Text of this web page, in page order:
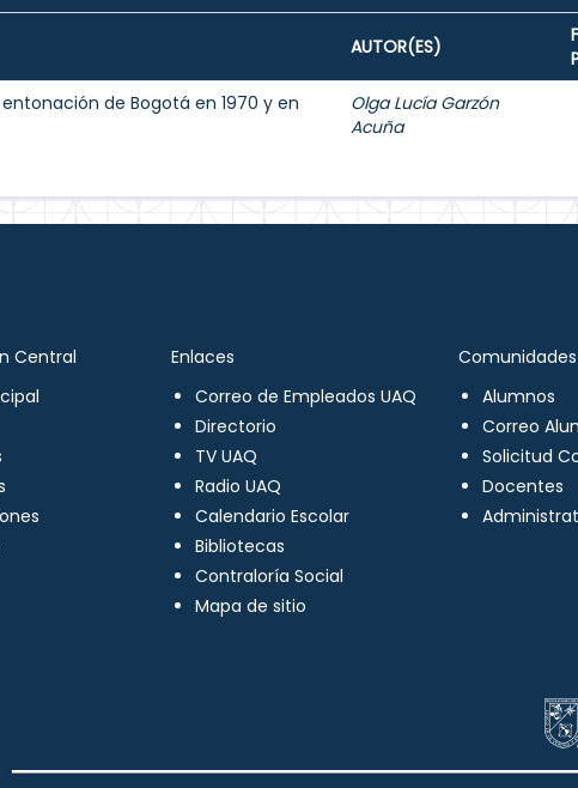
AUTOR(ES)
de Bogotá en 1970 y en
Olga Lucía Garzón
Acuña
Central
Enlaces
Correo de Empleados UAQ
Directorio
TV UAQ
Radio UAQ
Calendario Escolar
Bibliotecas
Contraloría Social
Mapa de sitio
Comunidades
Alumnos
Correo
Solicitud
Docentes